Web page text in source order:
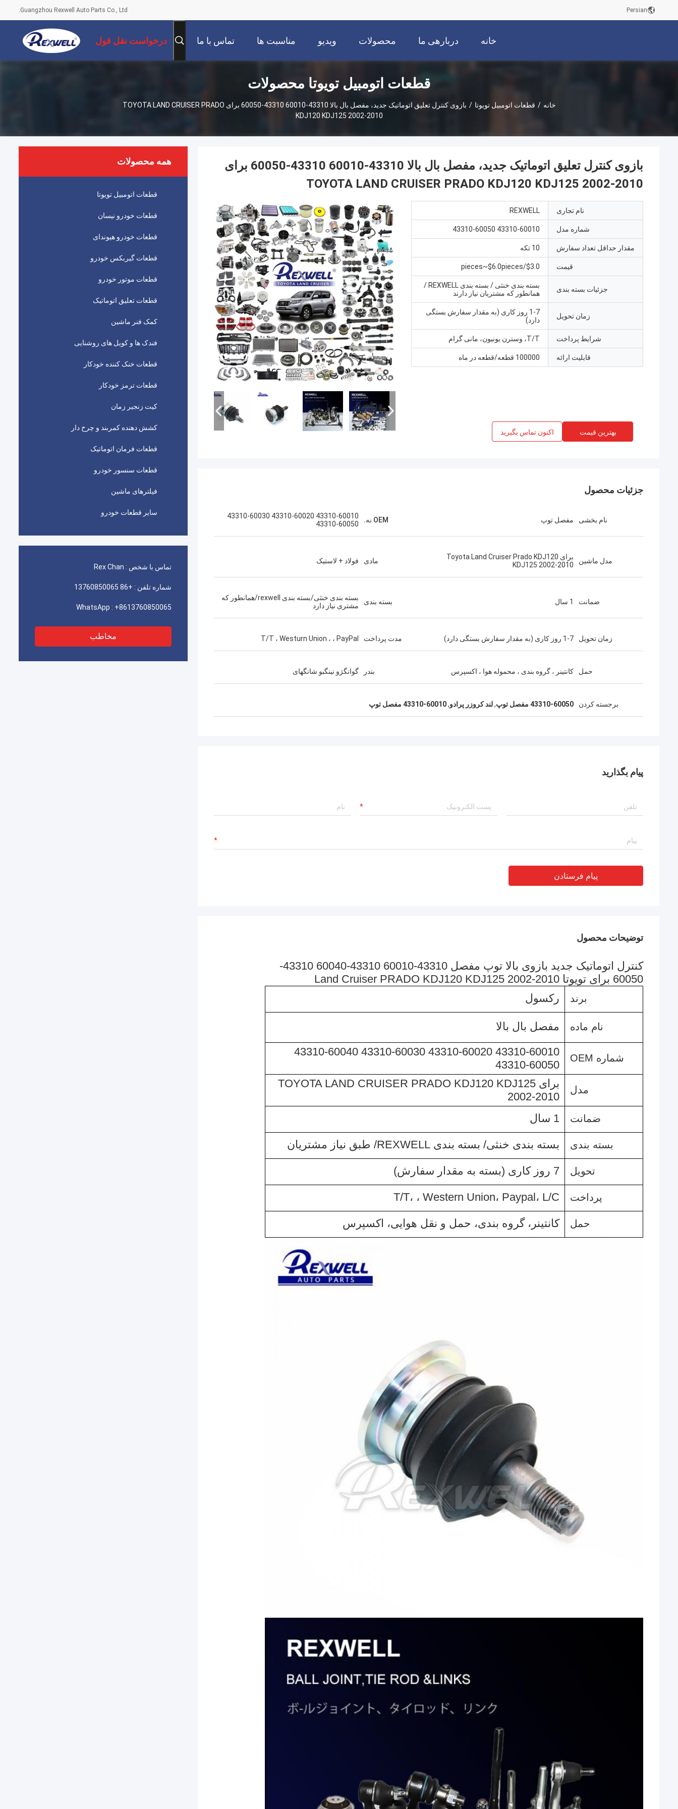
Guangzhou Rexwell Auto Parts Co., Ltd. Persian
خانه دربارهی ما محصولات ویدیو مناسبت ها تماس با ما درخواست نقل قول
قطعات اتومبیل تویوتا محصولات
خانه / قطعات اتومبیل تویوتا /
بازوی کنترل تعلیق اتوماتیک جدید، مفصل بال بالا 43310-60010 43310-60050 برای TOYOTA LAND CRUISER PRADO
KDJ120 KDJ125 2002-2010
همه محصولات
قطعات اتومبیل تویوتا
قطعات خودرو نیسان
قطعات خودرو هیوندای
قطعات گیربکس خودرو
قطعات موتور خودرو
قطعات تعلیق اتوماتیک
کمک فنر ماشین
فندک ها و کویل های روشنایی
قطعات خنک کننده خودکار
قطعات ترمز خودکار
کیت زنجیر زمان
کشش دهنده کمربند و چرخ دار
قطعات فرمان اتوماتیک
قطعات سنسور خودرو
فیلترهای ماشین
سایر قطعات خودرو
تماس با شخص : Rex Chan
شماره تلفن : +86 13760850065
WhatsApp : +8613760850065
مخاطب
بازوی کنترل تعلیق اتوماتیک جدید، مفصل بال بالا 43310-60010 43310-60050 برای
TOYOTA LAND CRUISER PRADO KDJ120 KDJ125 2002-2010
نام تجاری REXWELL
شماره مدل 43310-60010 43310-60050
مقدار حداقل تعداد سفارش 10 تکه
قیمت $3.0/pieces~$6.0pieces
جزئیات بسته بندی
بسته بندی خنثی / بسته بندی REXWELL /
همانطور که مشتریان نیاز دارند
زمان تحویل
1-7 روز کاری (به مقدار سفارش بستگی
دارد)
شرایط پرداخت T/T، وسترن یونیون، مانی گرام
قابلیت ارائه 100000 قطعه/قطعه در ماه
بهترین قیمت اکنون تماس بگیرید
جزئیات محصول
نام بخشی مفصل توپ OEM نه.
43310-60010 43310-60020 43310-60030
43310-60050
مدل ماشین
برای Toyota Land Cruiser Prado KDJ120
KDJ125 2002-2010
مادی فولاد + لاستیک
ضمانت 1 سال بسته بندی
بسته بندی خنثی/بسته بندی rexwell/همانطور که
مشتری نیاز دارد
زمان تحویل 1-7 روز کاری (به مقدار سفارش بستگی دارد) مدت پرداخت T/T ، Westurn Union ، ، PayPal
حمل کانتینر ، گروه بندی ، محموله هوا ، اکسپرس بندر گوانگژو نینگبو شانگهای
برجسته کردن 43310-60050 مفصل توپ ,لند کروزر پرادو,43310-60010 مفصل توپ
پیام بگذارید
پیام فرستادن
توضیحات محصول
کنترل اتوماتیک جدید بازوی بالا توپ مفصل 43310-60010 43310-60040 43310-
60050 برای تویوتا Land Cruiser PRADO KDJ120 KDJ125 2002-2010
برند رکسول
نام ماده مفصل بال بالا
شماره OEM
43310-60010 43310-60020 43310-60030 43310-60040
43310-60050
مدل
برای TOYOTA LAND CRUISER PRADO KDJ120 KDJ125
2002-2010
ضمانت 1 سال
بسته بندی بسته بندی خنثی/ بسته بندی REXWELL/ طبق نیاز مشتریان
تحویل 7 روز کاری (بسته به مقدار سفارش)
پرداخت T/T، ، Western Union، Paypal، L/C
حمل کانتینر، گروه بندی، حمل و نقل هوایی، اکسپرس